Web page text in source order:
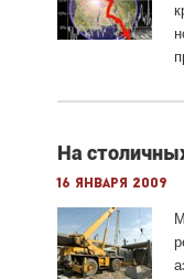
На
16 января 2009